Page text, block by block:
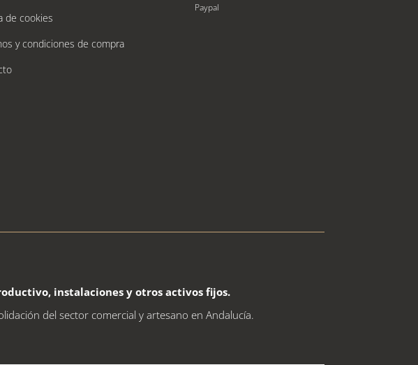
de cookies
y condiciones de compra
Paypal
instalaciones y otros activos fijos.
del sector comercial y artesano en Andalucía.